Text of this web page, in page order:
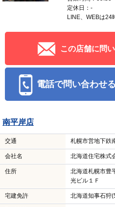
定休日：-
LINE、WEBは24
この店舗に問
電話で問い合わせる
南平岸店
交通 札幌市営地下
会社名 北海道住宅株式
住所
北海道札幌市豊
光ビル１Ｆ
宅建免許 北海道知事石狩